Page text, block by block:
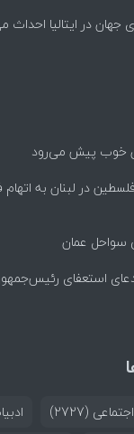
در ایتالیا
خوب پیش می‌رود
در لبنان به
سواحل عمان
استعفای
اجتماعی (2727)